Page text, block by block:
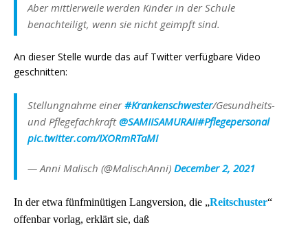
Aber mittlerweile werden Kinder in der Schule
benachteiligt, wenn sie nicht geimpft sind.
An dieser Stelle wurde das auf Twitter verfügbare Video
geschnitten:
Stellungnahme einer#Krankenschwester/Gesundheits-
und Pflegefachkraft@SAMIISAMURAII#Pflegepersonal
pic.twitter.com/IXORmRTaMI
— Anni Malisch (@MalischAnni) December 2, 2021
In der etwa fünfminütigen Langversion, die „Reitschuster“
offenbar vorlag, erklärt sie, daß